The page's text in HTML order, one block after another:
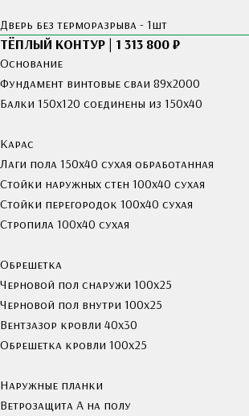
Дверь без терморазрыва - 1шт
ТЁПЛЫЙ КОНТУР | 1 313 800 ₽
Основание
Фундамент винтовые сваи 89х2000
Балки 150х120 соединены из 150х40
Карас
Лаги пола 150х40 сухая обработанная
Стойки наружных стен 100х40 сухая
Стойки перегородок 100х40 сухая
Стропила 100х40 сухая
Обрешетка
Черновой пол снаружи 100х25
Черновой пол внутри 100х25
Вентзазор кровли 40x30
Обрешетка кровли 100х25
Наружные планки
Ветрозащита А на полу